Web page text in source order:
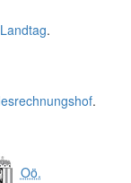
Landtag.
.
Oö.